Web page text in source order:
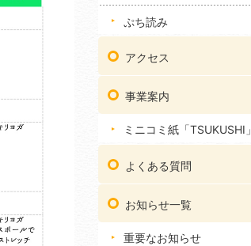
ぷち読み
アクセス
事業案内
ミニコミ紙「TSUKUSHI」
よくある質問
お知らせ一覧
重要なお知らせ